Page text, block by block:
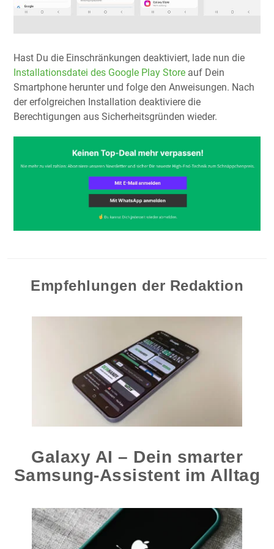
Hast Du die Einschränkungen deaktiviert, lade nun die
Installationsdatei des Google Play Store auf Dein
Smartphone herunter und folge den Anweisungen. Nach
der erfolgreichen Installation deaktiviere die
Berechtigungen aus Sicherheitsgründen wieder.
Empfehlungen der Redaktion
Galaxy AI – Dein smarter
Samsung-Assistent im Alltag